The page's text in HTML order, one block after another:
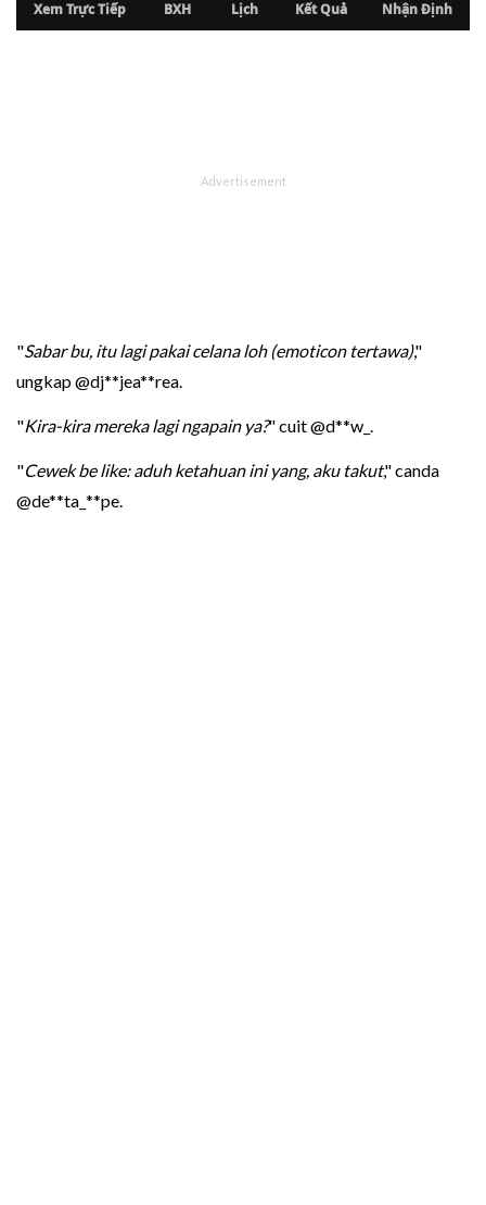
"Sabar bu, itu lagi pakai celana loh (emoticon tertawa),"
ungkap @dj**jea**rea.
"Kira-kira mereka lagi ngapain ya?" cuit @d**w_.
"Cewek be like: aduh ketahuan ini yang, aku takut," canda
@de**ta_**pe.